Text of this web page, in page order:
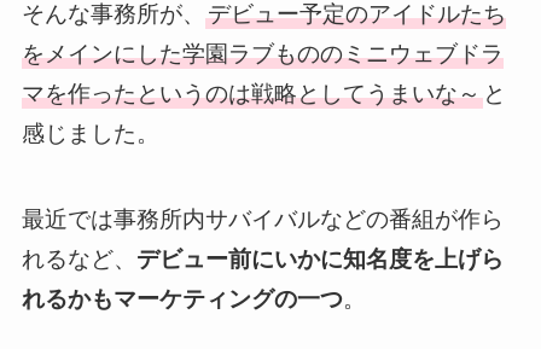
そんな事務所が、 デビュー予定のアイドルたち
をメインにした学園ラブもののミニウェブドラ
マを作ったというのは戦略としてうまいな～と
感じました。
最近では事務所内サバイバルなどの番組が作ら
れるなど、 デビュー前にいかに知名度を上げら
れるかもマーケティングの一つ。